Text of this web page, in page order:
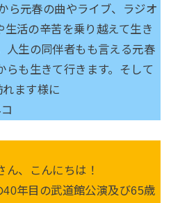
ら元春の曲やライブ、ラジオ
活の辛苦を乗り越えて生き
人生の同伴者もも言える元春
らも生きて行きます。そして
ます様に
ん、こんにちは！
年目の武道館公演及び65歳